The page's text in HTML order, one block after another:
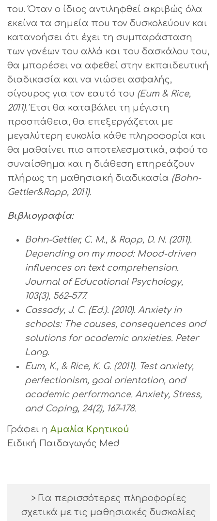
του. Όταν ο ίδιος αντιληφθεί ακριβώς όλα
εκείνα τα σημεία που τον δυσκολεύουν και
κατανοήσει ότι έχει τη συμπαράσταση
των γονέων του αλλά και του δασκάλου του,
θα μπορέσει να αφεθεί στην εκπαιδευτική
διαδικασία και να νιώσει ασφαλής,
σίγουρος για τον εαυτό του (Eum & Rice,
2011). Έτσι θα καταβάλει τη μέγιστη
προσπάθεια, θα επεξεργάζεται με
μεγαλύτερη ευκολία κάθε πληροφορία και
θα μαθαίνει πιο αποτελεσματικά, αφού το
συναίσθημα και η διάθεση επηρεάζουν
πλήρως τη μαθησιακή διαδικασία (Bohn-
Gettler&Rapp, 2011).
Βιβλιογραφία:
Bohn-Gettler, C. M., & Rapp, D. N. (2011).
Depending on my mood: Mood-driven
influences on text comprehension.
Journal of Educational Psychology,
103(3), 562–577.
Cassady, J. C. (Ed.). (2010). Anxiety in
schools: The causes, consequences and
solutions for academic anxieties. Peter
Lang.
Eum, K., & Rice, K. G. (2011). Test anxiety,
perfectionism, goal orientation, and
academic performance. Anxiety, Stress,
and Coping, 24(2), 167–178.
Γράφει η Αμαλία Κρητικού
Ειδική Παιδαγωγός Med
> Για περισσότερες πληροφορίες
σχετικά με τις μαθησιακές δυσκολίες